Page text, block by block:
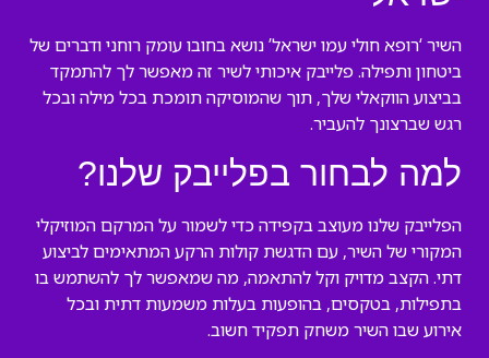
השיר ‘רופא חולי עמו ישראל’ נושא בחובו עומק רוחני ודברים של
ביטחון ותפילה. פלייבק איכותי לשיר זה מאפשר לך להתמקד
בביצוע הווקאלי שלך, תוך שהמוסיקה תומכת בכל מילה ובכל
רגש שברצונך להעביר.
למה לבחור בפלייבק שלנו?
הפלייבק שלנו מעוצב בקפידה כדי לשמור על המרקם המוזיקלי
המקורי של השיר, עם הדגשת קולות הרקע המתאימים לביצוע
דתי. הקצב מדויק וקל להתאמה, מה שמאפשר לך להשתמש בו
בתפילות, בטקסים, בהופעות בעלות משמעות דתית ובכל
אירוע שבו השיר משחק תפקיד חשוב.